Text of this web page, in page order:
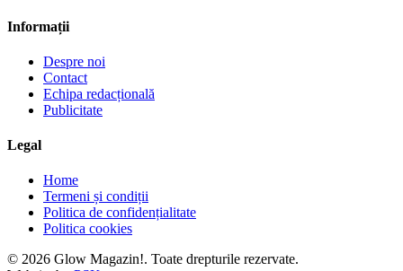
Informații
Despre noi
Contact
Echipa redacțională
Publicitate
Legal
Home
Termeni și condiții
Politica de confidențialitate
Politica cookies
© 2026 Glow Magazin!. Toate drepturile rezervate.